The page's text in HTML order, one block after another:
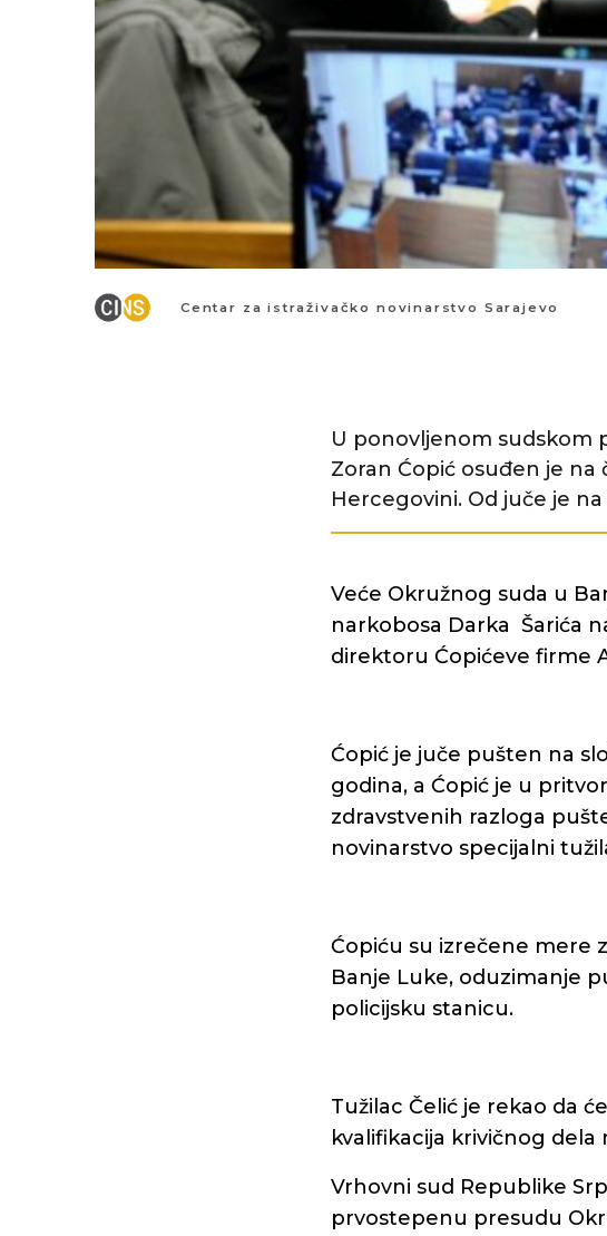
Centar za istraživačko novinarstvo Sarajevo
U ponovljenom sudskom
Zoran Ćopić osuđen je na
Hercegovini. Od juče je
Veće Okružnog suda u
narkobosa Darka Šarića
direktoru Ćopićeve firme
Ćopić je juče pušten na
godina, a Ćopić je u
zdravstvenih razloga
novinarstvo specijalni
Ćopiću su izrečene mere
Banje Luke, oduzimanje
policijsku stanicu.
Tužilac Čelić je rekao da
kvalifikacija krivičnog dela
Vrhovni sud Republike
prvostepenu presudu